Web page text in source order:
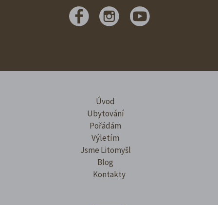
Úvod
Ubytování
Pořádám
Výletím
Jsme Litomyšl
Blog
Kontakty